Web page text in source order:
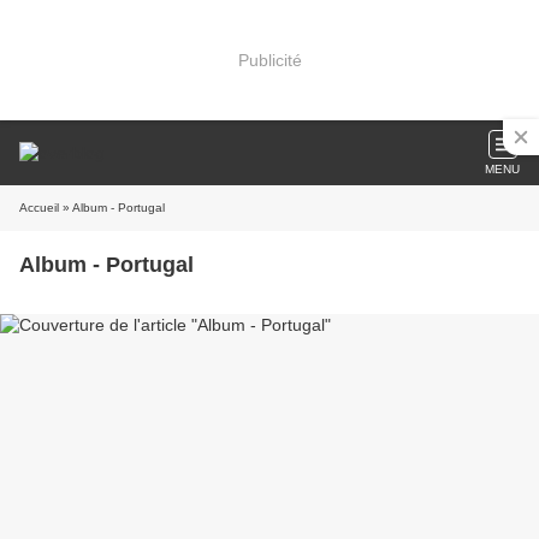
Publicité
MENU
Accueil » Album - Portugal
Album - Portugal